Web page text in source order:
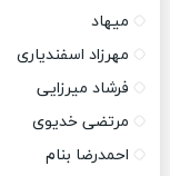
میهاد
مهرزاد اسفندیاری
فرشاد میرزایی
مرتضی خدیوی
احمدرضا بنام